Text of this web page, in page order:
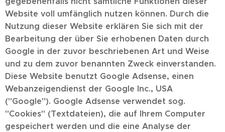
Website voll umfänglich nutzen können. Durch die
Nutzung dieser Website erklären Sie sich mit der
Bearbeitung der über Sie erhobenen Daten durch
Google in der zuvor beschriebenen Art und Weise
und zu dem zuvor benannten Zweck einverstanden.
Diese Website benutzt Google Adsense, einen
Webanzeigendienst der Google Inc., USA
(''Google''). Google Adsense verwendet sog.
''Cookies'' (Textdateien), die auf Ihrem Computer
gespeichert werden und die eine Analyse der